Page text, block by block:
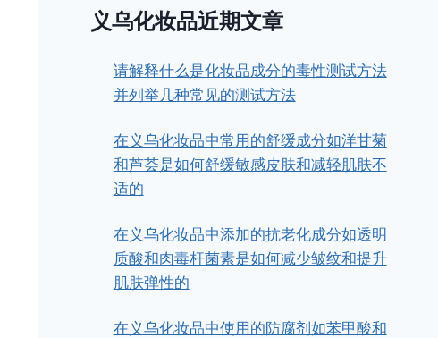
义乌化妆品近期文章
请解释什么是化妆品成分的毒性测试方法
并列举几种常见的测试方法
在义乌化妆品中常用的舒缓成分如洋甘菊
和芦荟是如何舒缓敏感皮肤和减轻肌肤不
适的
在义乌化妆品中添加的抗老化成分如透明
质酸和肉毒杆菌素是如何减少皱纹和提升
肌肤弹性的
在义乌化妆品中使用的防腐剂如苯甲酸和